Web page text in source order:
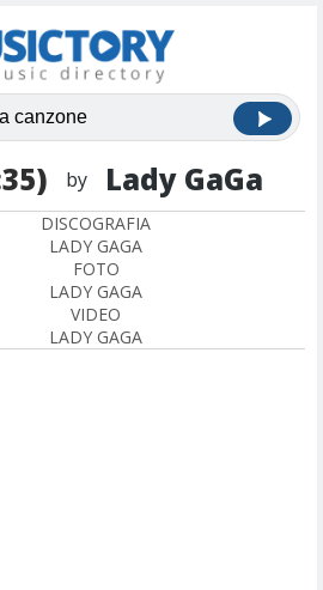
by Lady GaGa
DISCOGRAFIA
LADY GAGA
FOTO
LADY GAGA
VIDEO
LADY GAGA